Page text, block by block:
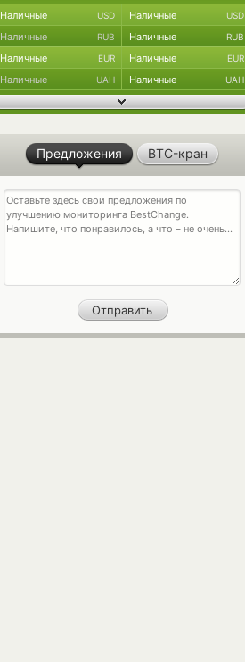
Наличные USD Наличные USD
Наличные RUB Наличные RUB
Наличные EUR Наличные EUR
Наличные UAH Наличные UAH
Предложения BTC-кран